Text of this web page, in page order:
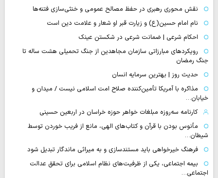
نقش محوری رهبری در حفظ مصالح عمومی و خنثی‌سازی فتنه‌ها
نام امام حسین(ع) و زیارت قبر او شعار و علامت دین است
احکام شرعی | ضمانت شرعی در شکستن عینک
رویکردهای مبارزاتی سازمان مجاهدین از جنگ تحمیلی هشت ساله تا
جنگ رمضان
حدیث روز | بهترین سرمایه انسان
مذاکره با آمریکا تأمین‌کننده صلاح امت اسلامی نیست / میدان و
خیابان…
کارنامه سه‌روزه مبلغات خواهر حوزه خراسان در اربعین حسینی
مأنوس بودن با قرآن و کتاب‌های الهی، مانع از فریب خوردن توسط
شیطان…
فرهنگ خیرخواهی باید مستندسازی و به میراثی ماندگار تبدیل شود
بیمه اجتماعی، یکی از ظرفیت‌های نظام اسلامی برای تحقق عدالت
اجتماعی…